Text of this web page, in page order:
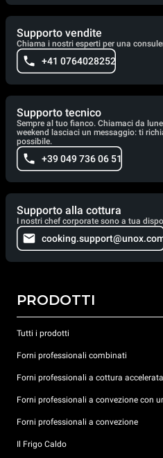
Supporto vendite
Chiama i nostri esperti per una
+41 0764028252
Supporto tecnico
Sempre al tuo fianco. Chiamaci da
weekend lasciaci un messaggio: ti
possibile.
+39 049 736 06 51
Supporto alla cottura
I nostri chef corporate sono a tua
PRODOTTI
Tutti i prodotti
Forni professionali combinati
Forni professionali a cottura accelerata
Forni professionali a convezione con
Forni professionali a convezione
Il Frigo Caldo